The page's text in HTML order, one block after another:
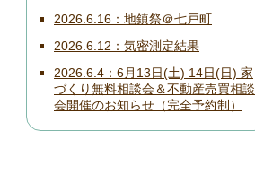
2026.6.16
地鎮祭＠七戸町
2026.6.12
気密測定結果
2026.6.4
6月13日(土) 14日(日) 家
づくり無料相談会＆不動産売買相談
会開催のお知らせ（完全予約制）